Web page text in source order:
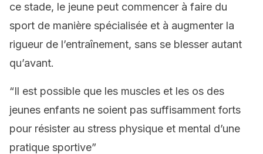
ce stade, le jeune peut commencer à faire du
sport de manière spécialisée et à augmenter la
rigueur de l’entraînement, sans se blesser autant
qu’avant.
“Il est possible que les muscles et les os des
jeunes enfants ne soient pas suffisamment forts
pour résister au stress physique et mental d’une
pratique sportive”